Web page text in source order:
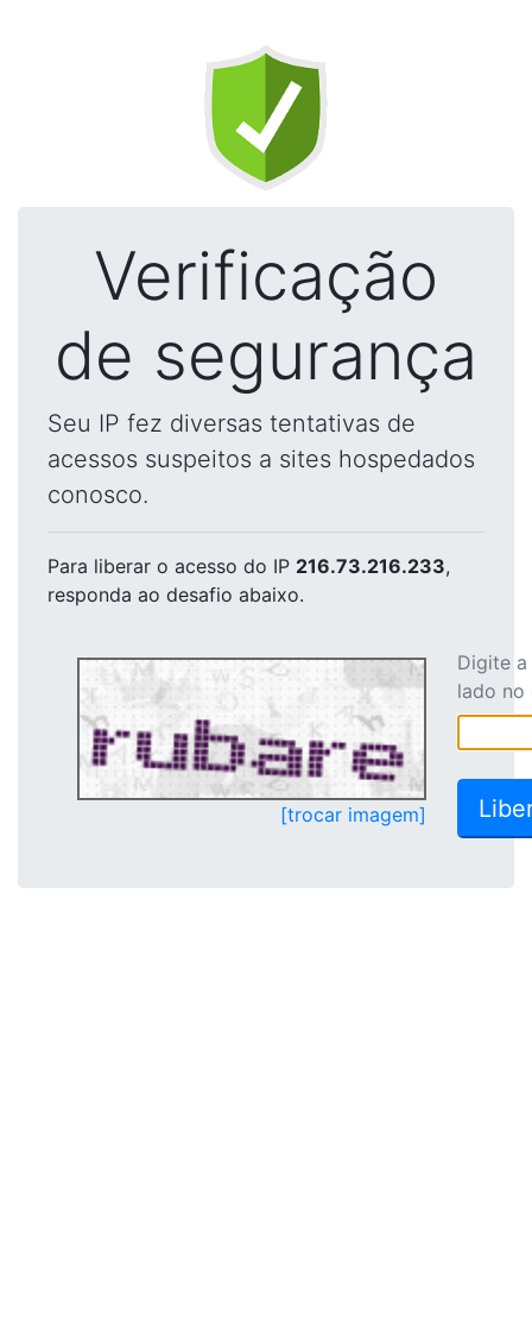
Verificação
de segurança
Seu IP fez diversas tentativas de
acessos suspeitos a sites hospedados
conosco.
Para liberar o acesso do IP 216.73.216.233,
responda ao desafio abaixo.
[trocar imagem]
Digite
lado no